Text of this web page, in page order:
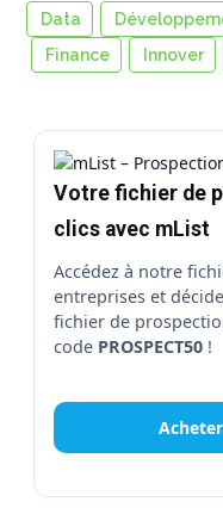
Data
Finance
Innover
Votre fichier de
clics avec mList
Accédez à notre
entreprises et
fichier de
code PROSPECT50 !